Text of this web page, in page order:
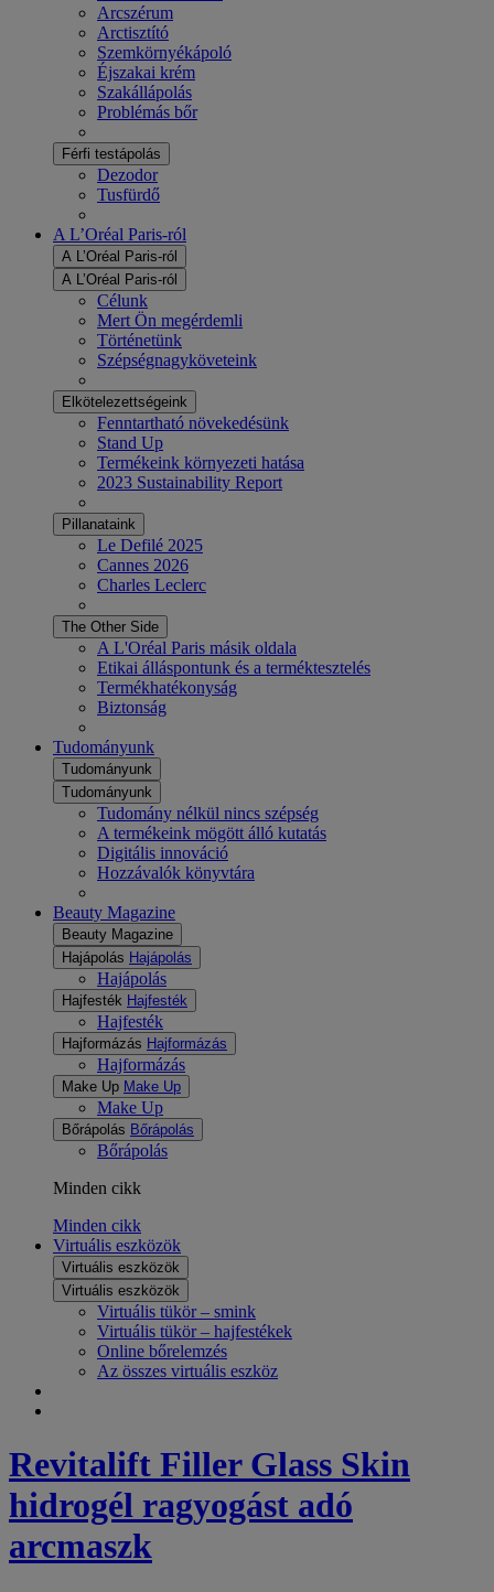
Arcszérum
Arctisztító
Szemkörnyékápoló
Éjszakai krém
Szakállápolás
Problémás bőr
Férfi testápolás
Dezodor
Tusfürdő
A L’Oréal Paris-ról
A L’Oréal Paris-ról
A L’Oréal Paris-ról
Célunk
Mert Ön megérdemli
Történetünk
Szépségnagyköveteink
Elkötelezettségeink
Fenntartható növekedésünk
Stand Up
Termékeink környezeti hatása
2023 Sustainability Report
Pillanataink
Le Defilé 2025
Cannes 2026
Charles Leclerc
The Other Side
A L'Oréal Paris másik oldala
Etikai álláspontunk és a terméktesztelés
Termékhatékonyság
Biztonság
Tudományunk
Tudományunk
Tudományunk
Tudomány nélkül nincs szépség
A termékeink mögött álló kutatás
Digitális innováció
Hozzávalók könyvtára
Beauty Magazine
Beauty Magazine
Hajápolás Hajápolás
Hajápolás
Hajfesték Hajfesték
Hajfesték
Hajformázás Hajformázás
Hajformázás
Make Up Make Up
Make Up
Bőrápolás Bőrápolás
Bőrápolás
Minden cikk
Minden cikk
Virtuális eszközök
Virtuális eszközök
Virtuális eszközök
Virtuális tükör – smink
Virtuális tükör – hajfestékek
Online bőrelemzés
Az összes virtuális eszköz
Revitalift Filler Glass Skin
hidrogél ragyogást adó
arcmaszk